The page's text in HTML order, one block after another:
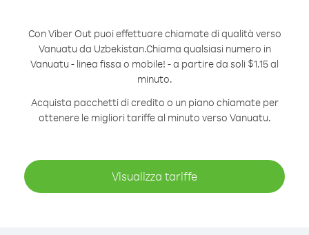
Con Viber Out puoi effettuare chiamate di qualità verso
Vanuatu da Uzbekistan.Chiama qualsiasi numero in
Vanuatu - linea fissa o mobile! - a partire da soli $1.15 al
minuto.
Acquista pacchetti di credito o un piano chiamate per
ottenere le migliori tariffe al minuto verso Vanuatu.
Visualizza tariffe